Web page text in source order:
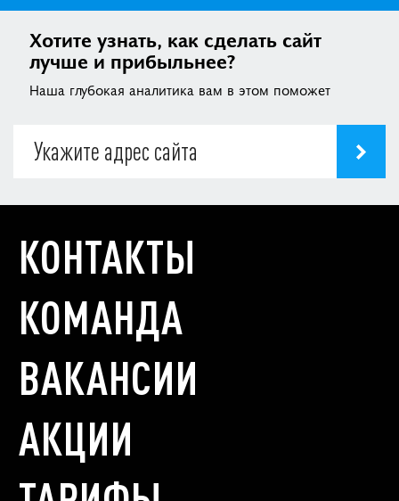
Хотите узнать, как сделать сайт
лучше и прибыльнее?
Наша глубокая аналитика вам в этом поможет
КОНТАКТЫ
КОМАНДА
ВАКАНСИИ
АКЦИИ